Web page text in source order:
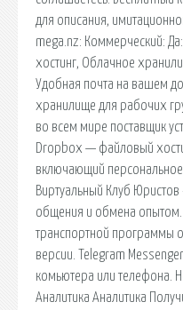
для описания,
mega.nz: Коммерческий:
хостинг, Облачное
Удобная почта на вашем
хранилище для рабочих
во всем мире поставщик
Dropbox — файловый
включающий
Виртуальный Клуб
общения и обмена опытом.
транспортной программы
версии. Telegram
комьютера или телефона.
Аналитика Аналитика